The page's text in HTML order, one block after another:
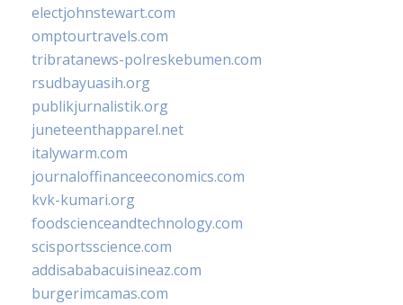
electjohnstewart.com
omptourtravels.com
tribratanews-polreskebumen.com
rsudbayuasih.org
publikjurnalistik.org
juneteenthapparel.net
italywarm.com
journaloffinanceeconomics.com
kvk-kumari.org
foodscienceandtechnology.com
scisportsscience.com
addisababacuisineaz.com
burgerimcamas.com